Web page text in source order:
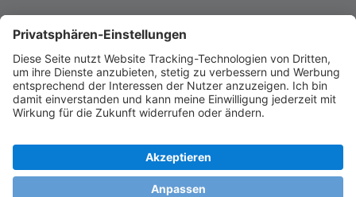
© 2026 init-consulting AG • Ruppertswies 14 •
85092 Kösching • Deutschland
FINDE UNS AUF SOCIAL MEDIA